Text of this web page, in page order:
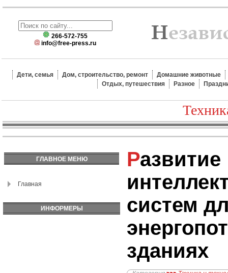
266-572-755
info@free-press.ru
Дети, семья Дом, строительство, ремонт
Домашние животные
Отдых, путешествия
Разное
ГЛАВНОЕ МЕНЮ
Главная
ИНФОРМЕРЫ
Развитие
систем
зданиях